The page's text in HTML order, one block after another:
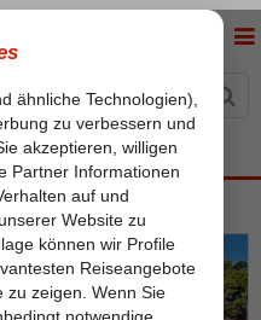
Pollenca